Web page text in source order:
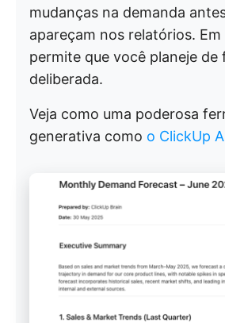
mudanças na demanda
apareçam nos relatórios. Em
permite que você planeje de
deliberada.
Veja como uma poderosa
generativa como o ClickUp